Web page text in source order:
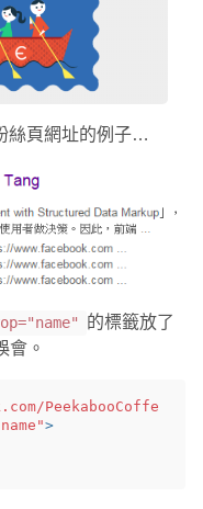
絲頁網址的例子…
的標籤放了
會。
PeekabooCoffe
>